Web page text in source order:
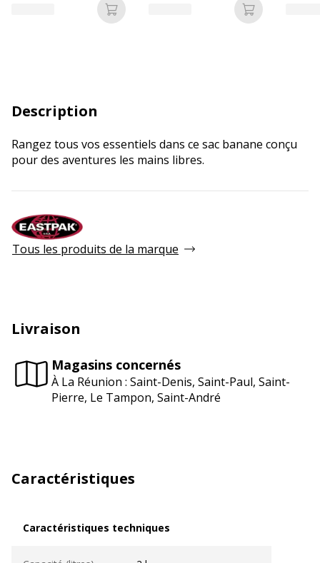
Ajouter au panier Ajouter au
Description
Rangez tous vos essentiels dans ce sac banane conçu
pour des aventures les mains libres.
Tous les produits de la marque
Livraison
Magasins concernés
À La Réunion : Saint-Denis, Saint-Paul, Saint-
Pierre, Le Tampon, Saint-André
Caractéristiques
Caractéristiques techniques